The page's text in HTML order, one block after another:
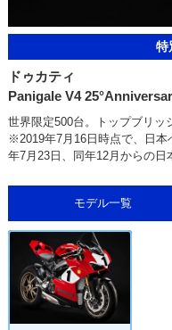
特
ドゥカティ
Panigale V4
世界限定500台。トップブリッ
※2019年7月16日時点で、日本
年7月23日、同年12月からの日
モデル一覧